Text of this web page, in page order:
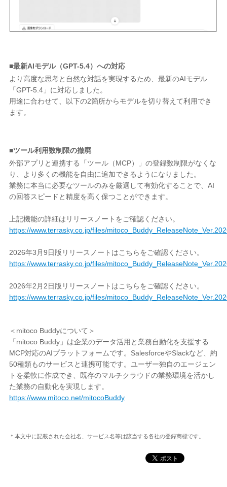
■最新AIモデル（GPT-5.4）への対応
より高度な思考と自然な対話を実現するため、最新のAIモデル
「GPT-5.4」に対応しました。
用途に合わせて、以下の2箇所からモデルを切り替えて利用でき
ます。
■ツール利用数制限の撤廃
外部アプリと連携する「ツール（MCP）」の登録数制限がなくな
り、より多くの機能を自由に追加できるようになりました。
業務に本当に必要なツールのみを厳選して有効化することで、AI
の回答スピードと精度を高く保つことができます。
上記機能の詳細はリリースノートをご確認ください。
https://www.terrasky.co.jp/files/
2026年3月9日版リリースノートはこちらをご確認ください。
https://www.terrasky.co.jp/files/
2026年2月2日版リリースノートはこちらをご確認ください。
https://www.terrasky.co.jp/files/
＜mitoco Buddyについて＞
「mitoco Buddy」は企業のデータ活用と業務自動化を支援する
MCP対応のAIプラットフォームです。SalesforceやSlackなど、約
50種類ものサービスと連携可能です。ユーザー独自のエージェン
トを柔軟に作成でき、既存のマルチクラウドの業務環境を活かし
た業務の自動化を実現します。
https://www.mitoco.net/mitocoBuddy
＊本文中に記載された会社名、サービス名等は該当する各社の登録商標です。